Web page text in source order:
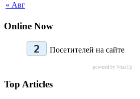
« Авг
Online Now
2 Посетителей на сайте
powered by WassUp
Top Articles